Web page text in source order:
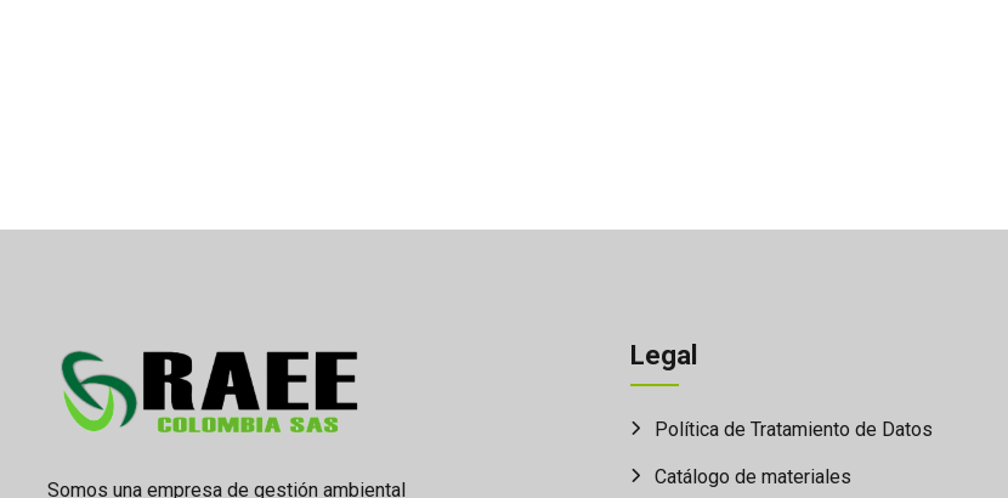
Somos una empresa de gestión ambiental
Legal
Política de Tratamiento de Datos
Catálogo de materiales